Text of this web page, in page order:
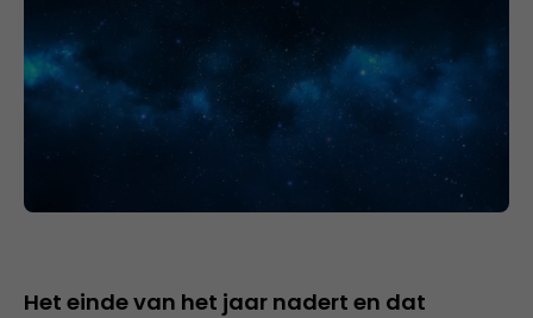
Het einde van het jaar nadert en dat